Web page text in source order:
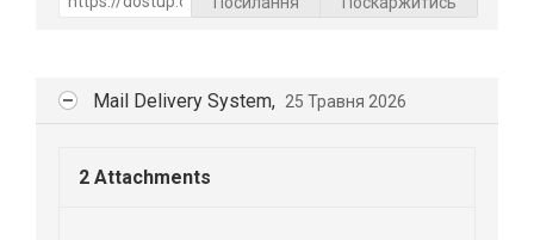
Mail Delivery System, 25 Травня 2026
2 Attachments